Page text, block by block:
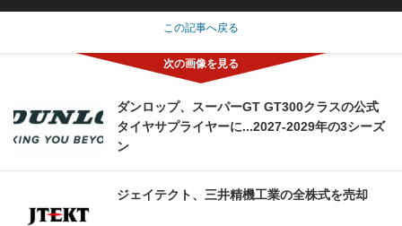
この記事へ戻る
ダンロップ、スーパーGT GT300クラスの公式
タイヤサプライヤーに...2027‐2029年の3シーズ
ン
ジェイテクト、三井精機工業の全株式を売却